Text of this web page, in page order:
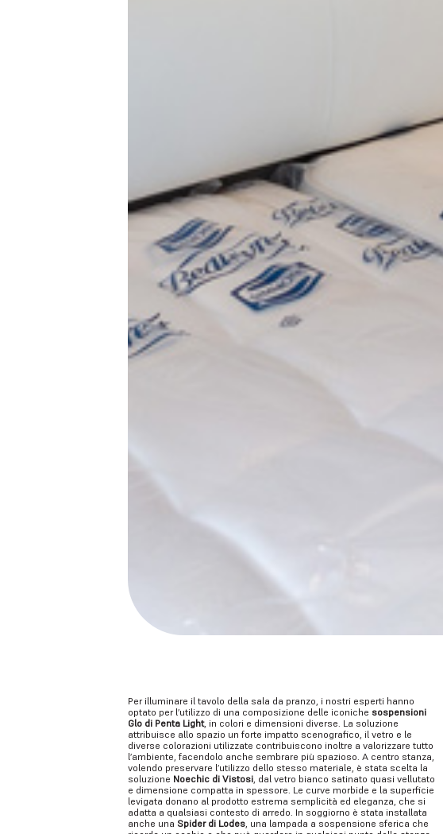
Per illuminare il tavolo della sala da pranzo, i nostri esperti hanno
optato per l’utilizzo di una composizione delle iconiche sospensioni
Glo di Penta Light, in colori e dimensioni diverse. La soluzione
attribuisce allo spazio un forte impatto scenografico, il vetro e le
diverse colorazioni utilizzate contribuiscono inoltre a valorizzare tutto
l’ambiente, facendolo anche sembrare più spazioso. A centro stanza,
volendo preservare l’utilizzo dello stesso materiale, è stata scelta la
soluzione Noechic di Vistosi, dal vetro bianco satinato quasi vellutato
e dimensione compatta in spessore. Le curve morbide e la superficie
levigata donano al prodotto estrema semplicità ed eleganza, che si
adatta a qualsiasi contesto di arredo. In soggiorno è stata installata
anche una Spider di Lodes, una lampada a sospensione sferica che
FISSA UN
per visitare il nostro showroom e lasciarti ispirare